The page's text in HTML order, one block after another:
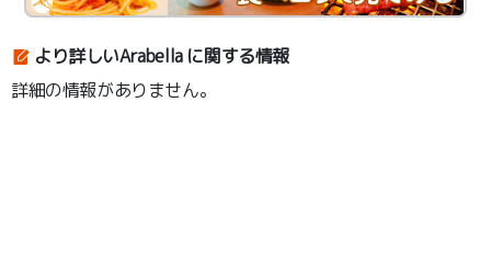
より詳しいArabella に関する情報
詳細の情報がありません。